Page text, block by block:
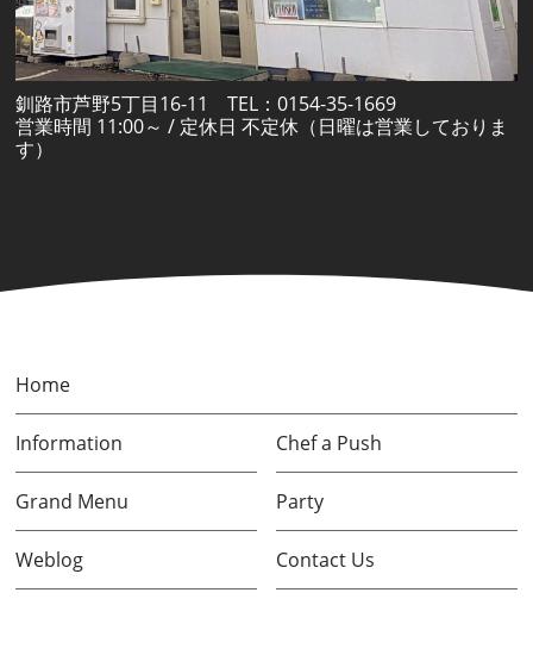
釧路市芦野5丁目16-11 TEL：0154-35-1669
営業時間 11:00～ / 定休日 不定休（日曜は営業しておりま
す）
Home
Information Chef a Push
Grand Menu Party
Weblog Contact Us